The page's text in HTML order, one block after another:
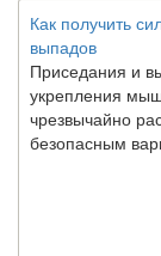
Как получить
выпадов
Приседания и
укрепления
чрезвычайно
безопасным